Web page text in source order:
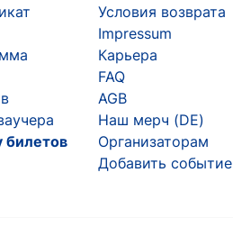
билетов
Условия возврата
Impressum
Карьера
FAQ
AGB
Наш мерч (DE)
Организаторам
Добавить событие